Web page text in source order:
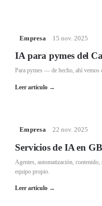
Empresa 15 nov. 2025
IA para pymes del
Para pymes — de hecho, ahí vemos
Leer artículo →
Empresa 22 nov. 2025
Servicios de IA en
Agentes, automatización,
equipo propio.
Leer artículo →